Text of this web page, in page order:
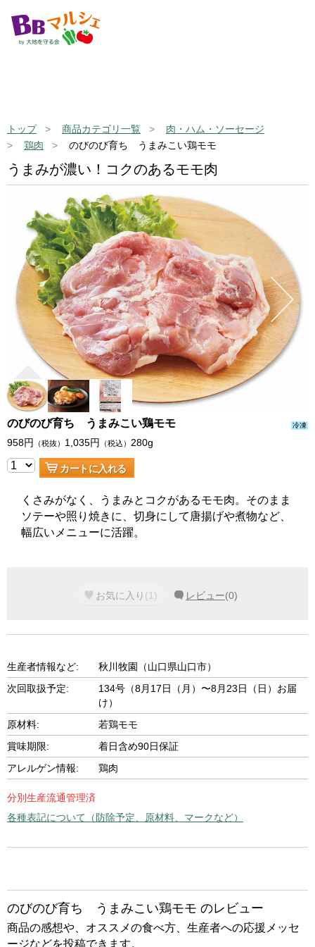
トップ 商品カテゴリ一覧
肉・ハム・ソーセージ
鶏肉
のびのび育ち うまみこい鶏モモ
うまみが濃い！コクのあるモモ肉
のびのび育ち うまみこい鶏モモ 冷凍
958円 （税抜） 1,035円 （税込） 280g
カートに入れる
くさみがなく、うまみとコクがあるモモ肉。そのまま
ソテーや照り焼きに、切身にして唐揚げや煮物など、
幅広いメニューに活躍。
お気に入り (1 ) レビュー(0)
生産者情報など:
秋川牧園（山口県山口市）
次回取扱予定:
134号（8月17日（月）〜8月23日（日）お届
け）
原材料:
若鶏モモ
賞味期限:
着日含め90日保証
アレルゲン情報:
鶏肉
分別生産流通管理済
各種表記について（防除予定、原材料、マークなど）
のびのび育ち うまみこい鶏モモ のレビュー
商品の感想や、オススメの食べ方、生産者への応援メッセ
ージなどを投稿できます。